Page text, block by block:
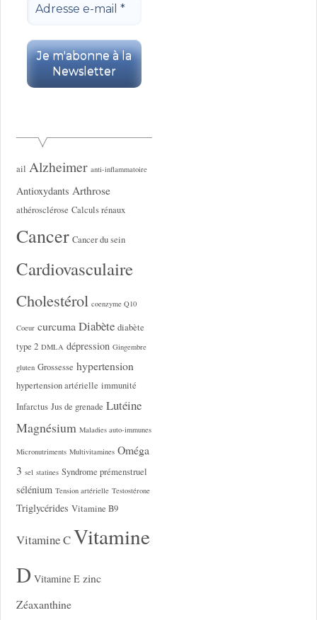
ail Alzheimer anti-inflammatoire
Antioxydants Arthrose
athérosclérose Calculs rénaux
Cancer Cancer du sein
Cardiovasculaire
Cholestérol coenzyme Q10
Coeur curcuma Diabète diabète
type 2 DMLA dépression Gingembre
gluten Grossesse hypertension
hypertension artérielle immunité
Infarctus Jus de grenade Lutéine
Magnésium Maladies auto-immunes
Micronutriments Multivitamines Oméga
3 sel statines Syndrome prémenstruel
sélénium Tension artérielle Testostérone
Triglycérides Vitamine B9
Vitamine CVitamine
D Vitamine E zinc
Zéaxanthine